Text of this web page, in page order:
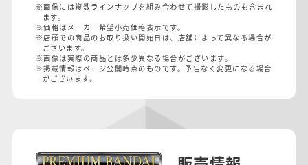
※画像には複数ラインナップを組み合わせて撮影したものも含まれ
ます。
※価格はメーカー希望小売価格表示です。
※店頭での商品のお取り扱い開始日は、店舗によって異なる場合が
ございます。
※画像は実際の商品とは多少異なる場合がございます。
※掲載情報はページ公開時点のものです。予告なく変更になる場合
がございます。